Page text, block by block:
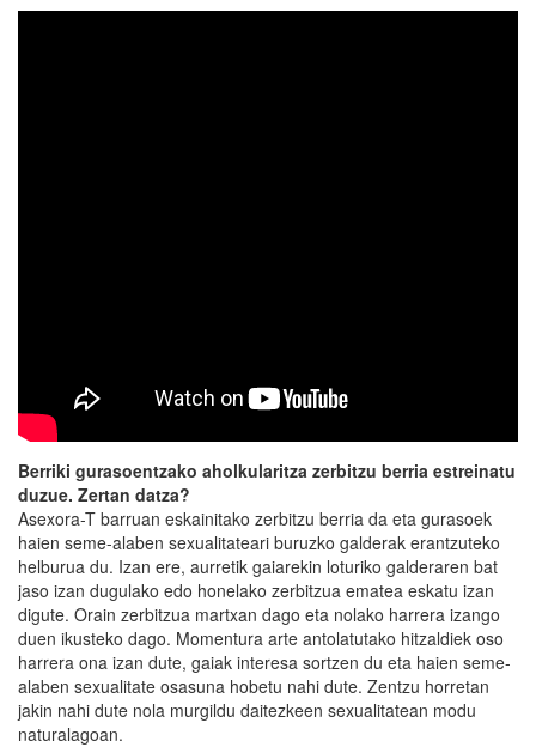
Berriki gurasoentzako aholkularitza zerbitzu berria estreinatu
duzue. Zertan datza?
Asexora-T barruan eskainitako zerbitzu berria da eta gurasoek
haien seme-alaben sexualitateari buruzko galderak erantzuteko
helburua du. Izan ere, aurretik gaiarekin loturiko galderaren bat
jaso izan dugulako edo honelako zerbitzua ematea eskatu izan
digute. Orain zerbitzua martxan dago eta nolako harrera izango
duen ikusteko dago. Momentura arte antolatutako hitzaldiek oso
harrera ona izan dute, gaiak interesa sortzen du eta haien seme-
alaben sexualitate osasuna hobetu nahi dute. Zentzu horretan
jakin nahi dute nola murgildu daitezkeen sexualitatean modu
naturalagoan.